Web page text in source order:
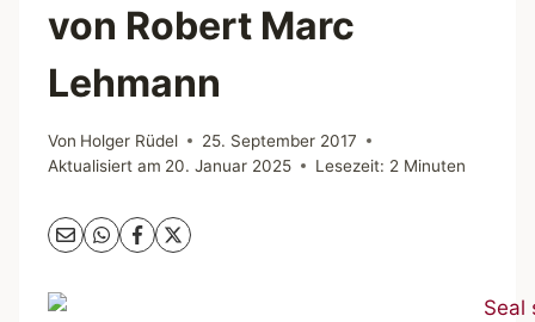
von Robert Marc
Lehmann
Von Holger Rüdel
25. September 2017
Aktualisiert am 20. Januar 2025 Lesezeit: 2 Minuten